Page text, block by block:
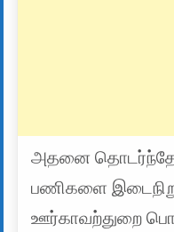
அதனை தொடர்ந்தே
பணிகளை
ஊர்காவற்துறை